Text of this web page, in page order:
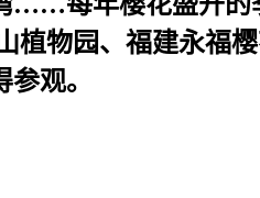
物园、福建永福
观。